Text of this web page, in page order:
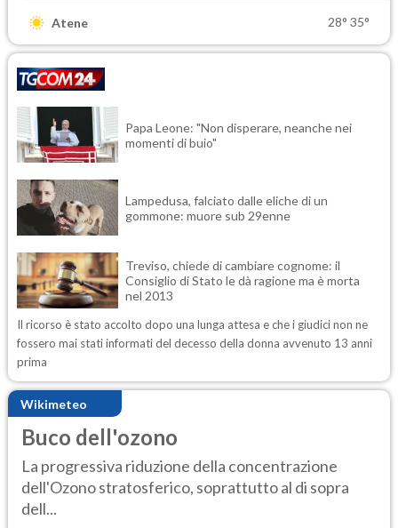
Atene 28° 35°
Papa Leone: "Non disperare, neanche nei
momenti di buio"
Lampedusa, falciato dalle eliche di un
gommone: muore sub 29enne
Treviso, chiede di cambiare cognome: il
Consiglio di Stato le dà ragione ma è morta
nel 2013
Il ricorso è stato accolto dopo una lunga attesa e che i giudici non ne
fossero mai stati informati del decesso della donna avvenuto 13 anni
prima
Wikimeteo
Buco dell'ozono
La progressiva riduzione della concentrazione
dell'Ozono stratosferico, soprattutto al di sopra
dell...